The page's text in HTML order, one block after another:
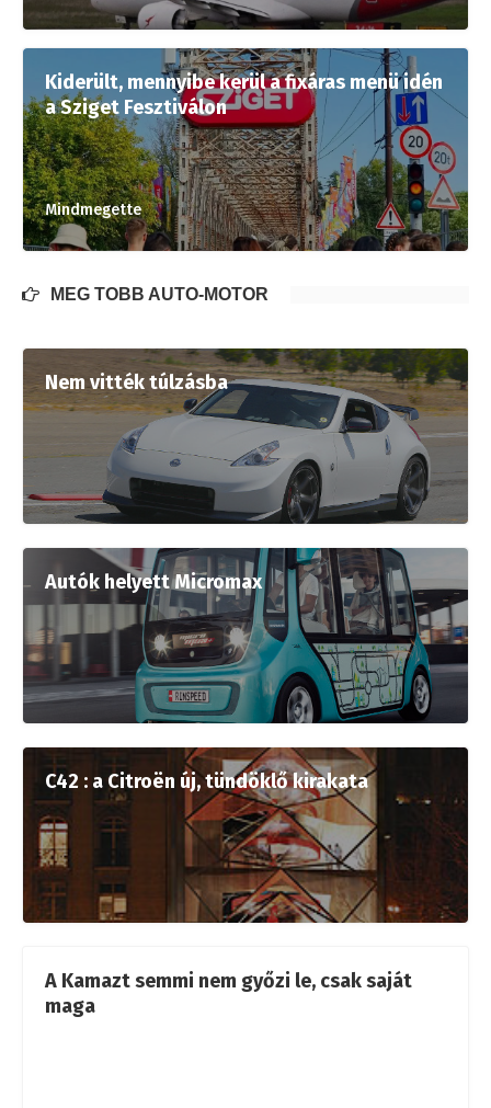
Kiderült, mennyibe kerül a fixáras menü idén
a Sziget Fesztiválon
Mindmegette
MÉG TÖBB AUTÓ-MOTOR
Nem vitték túlzásba
Autók helyett Micromax
C42 : a Citroën új, tündöklő kirakata
A Kamazt semmi nem győzi le, csak saját
maga